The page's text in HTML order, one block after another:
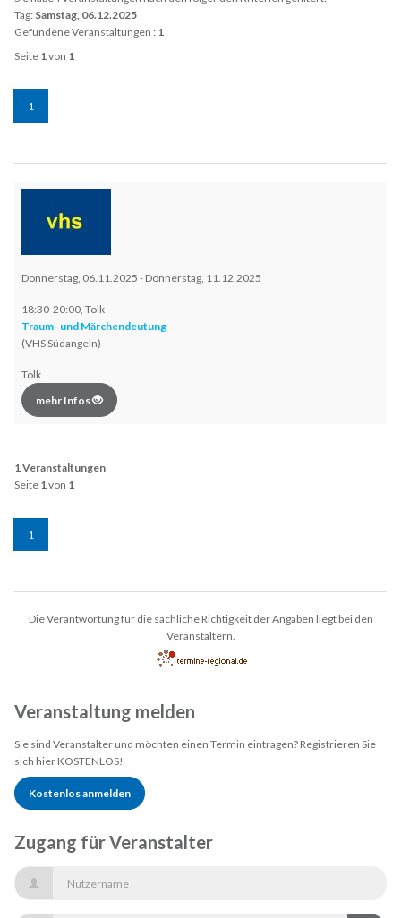
Tag: Samstag, 06.12.2025
Gefundene Veranstaltungen : 1
Seite 1von 1
1
Donnerstag, 06.11.2025 - Donnerstag, 11.12.2025
18:30-20:00, Tolk
Traum- und Märchendeutung
(VHS Südangeln)
Tolk
mehr Infos
1 Veranstaltungen
Seite 1von 1
1
Die Verantwortung für die sachliche Richtigkeit der Angaben liegt bei den
Veranstaltern.
Veranstaltung melden
Sie sind Veranstalter und möchten einen Termin eintragen? Registrieren Sie
sich hier KOSTENLOS!
Kostenlos anmelden
Zugang für Veranstalter